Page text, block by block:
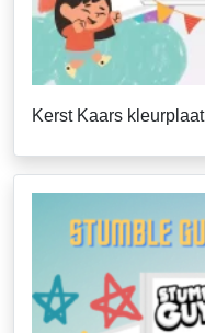
Kerst Kaars kleurplaat